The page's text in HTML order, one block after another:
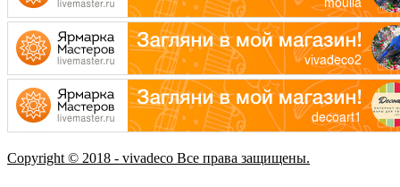
Copyright © 2018 - vivadeco Все права защищены.